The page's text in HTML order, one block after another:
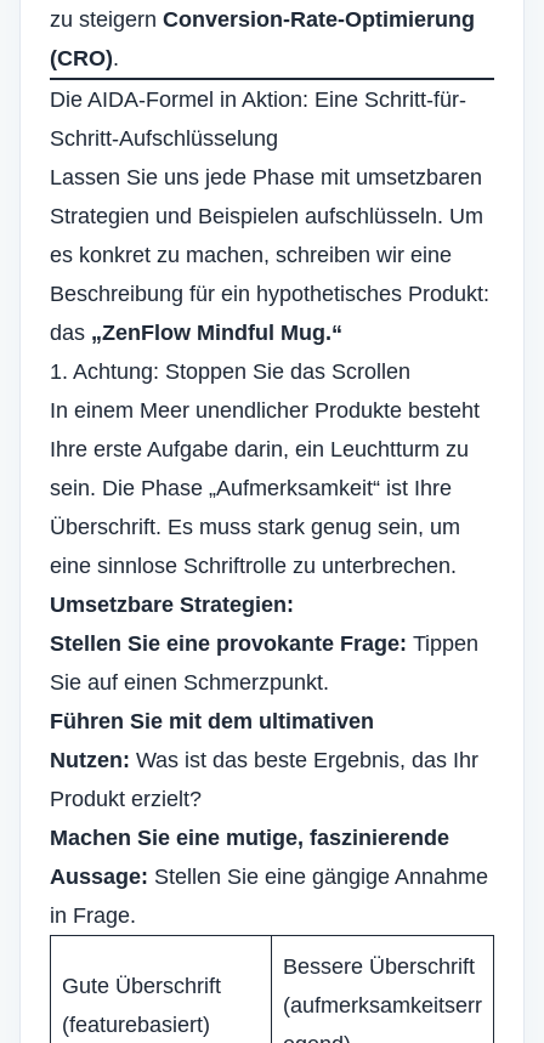
zu steigern Conversion-Rate-Optimierung
(CRO).
Die AIDA-Formel in Aktion: Eine Schritt-für-
Schritt-Aufschlüsselung
Lassen Sie uns jede Phase mit umsetzbaren
Strategien und Beispielen aufschlüsseln. Um
es konkret zu machen, schreiben wir eine
Beschreibung für ein hypothetisches Produkt:
das „ZenFlow Mindful Mug.“
1. Achtung: Stoppen Sie das Scrollen
In einem Meer unendlicher Produkte besteht
Ihre erste Aufgabe darin, ein Leuchtturm zu
sein. Die Phase „Aufmerksamkeit“ ist Ihre
Überschrift. Es muss stark genug sein, um
eine sinnlose Schriftrolle zu unterbrechen.
Umsetzbare Strategien:
Stellen Sie eine provokante Frage: Tippen
Sie auf einen Schmerzpunkt.
Führen Sie mit dem ultimativen
Nutzen: Was ist das beste Ergebnis, das Ihr
Produkt erzielt?
Machen Sie eine mutige, faszinierende
Aussage: Stellen Sie eine gängige Annahme
in Frage.
Gute Überschrift
(featurebasiert)
Bessere Überschrift
(aufmerksamkeitserr